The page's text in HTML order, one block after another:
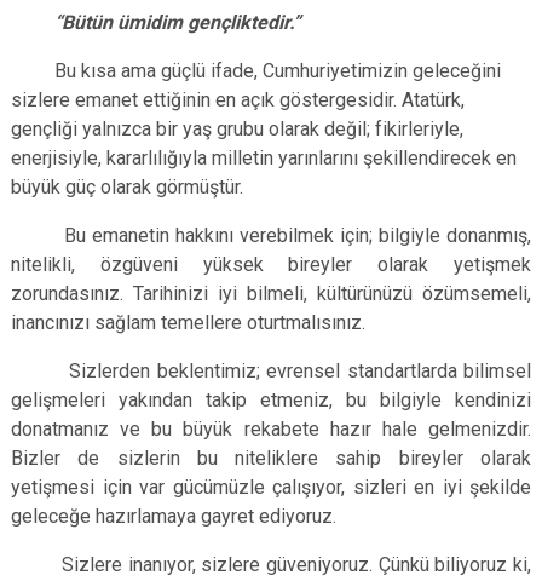
“Bütün ümidim gençliktedir.”
Bu kısa ama güçlü ifade, Cumhuriyetimizin geleceğini
sizlere emanet ettiğinin en açık göstergesidir. Atatürk,
gençliği yalnızca bir yaş grubu olarak değil; fikirleriyle,
enerjisiyle, kararlılığıyla milletin yarınlarını şekillendirecek en
büyük güç olarak görmüştür.
Bu emanetin hakkını verebilmek için; bilgiyle donanmış,
nitelikli, özgüveni yüksek bireyler olarak yetişmek
zorundasınız. Tarihinizi iyi bilmeli, kültürünüzü özümsemeli,
inancınızı sağlam temellere oturtmalısınız.
Sizlerden beklentimiz; evrensel standartlarda bilimsel
gelişmeleri yakından takip etmeniz, bu bilgiyle kendinizi
donatmanız ve bu büyük rekabete hazır hale gelmenizdir.
Bizler de sizlerin bu niteliklere sahip bireyler olarak
yetişmesi için var gücümüzle çalışıyor, sizleri en iyi şekilde
geleceğe hazırlamaya gayret ediyoruz.
Sizlere inanıyor, sizlere güveniyoruz. Çünkü biliyoruz ki,